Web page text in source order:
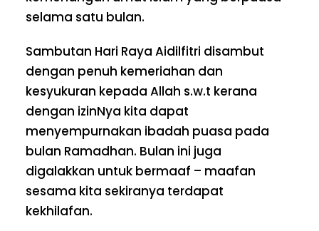
selama satu bulan.
Sambutan Hari Raya Aidilfitri disambut
dengan penuh kemeriahan dan
kesyukuran kepada Allah s.w.t kerana
dengan izinNya kita dapat
menyempurnakan ibadah puasa pada
bulan Ramadhan. Bulan ini juga
digalakkan untuk bermaaf – maafan
sesama kita sekiranya terdapat
kekhilafan.